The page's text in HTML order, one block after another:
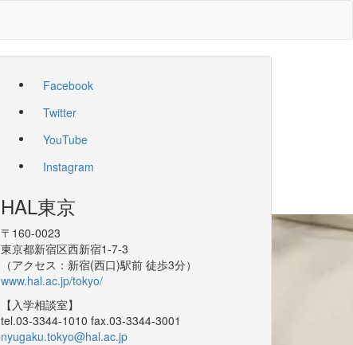
Facebook
Twitter
YouTube
Instagram
HAL東京
〒160-0023
東京都新宿区西新宿1-7-3
（アクセス：新宿(西口)駅前 徒歩3分）
www.hal.ac.jp/tokyo/
【入学相談室】
tel.03-3344-1010 fax.03-3344-3001
nyugaku.tokyo@hal.ac.jp